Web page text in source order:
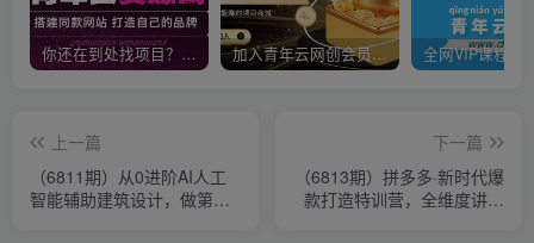
你还在到处找项目？还在当韭菜？我靠卖项目一个月收入5万+，曾经我也是个失败者。 加入青年云网创会员，全站资源免费学习。加入高级合伙人，推广日入1000+
上一篇
（6811期）从0进阶AI人工
智能辅助建筑设计，做第一
下一篇
（6813期）拼多多·新时代爆
款打造特训营，全维度讲解